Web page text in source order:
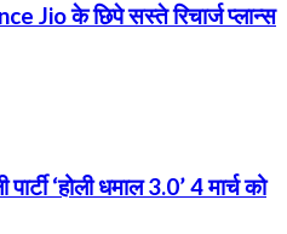
Jio के छिपे सस्ते रिचार्ज प्लान्स
‘होली धमाल 3.0’ 4 मार्च को